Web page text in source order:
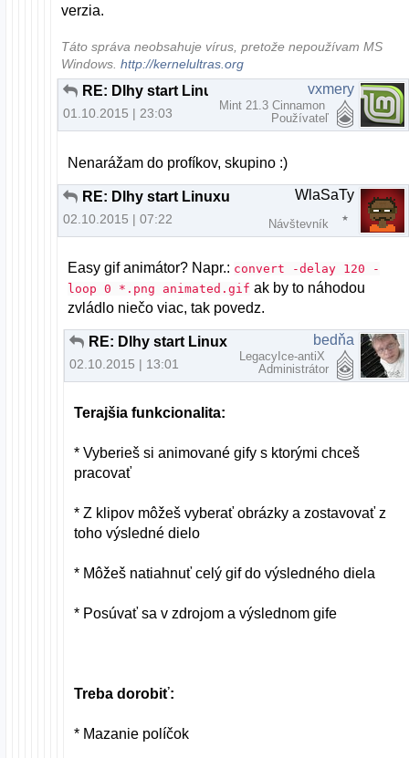
verzia.
Táto správa neobsahuje vírus, pretože nepoužívam MS
Windows.http://kernelultras.org
RE: Dlhy start Linuxu
01.10.2015 | 23:03
vxmery
Mint 21.3 Cinnamon
Používateľ
Nenarážam do profíkov, skupino :)
RE: Dlhy start Linuxu
02.10.2015 | 07:22
WlaSaTy
Návštevník
Easy gif animátor? Napr.: convert -delay 120 -
loop 0 *.png animated.gif ak by to náhodou
zvládlo niečo viac, tak povedz.
RE: Dlhy start Linuxu
02.10.2015 | 13:01
bedňa
LegacyIce-antiX
Administrátor
Terajšia funkcionalita:
* Vyberieš si animované gify s ktorými chceš
pracovať
* Z klipov môžeš vyberať obrázky a zostavovať z
toho výsledné dielo
* Môžeš natiahnuť celý gif do výsledného diela
* Posúvať sa v zdrojom a výslednom gife
Treba dorobiť:
* Mazanie políčok